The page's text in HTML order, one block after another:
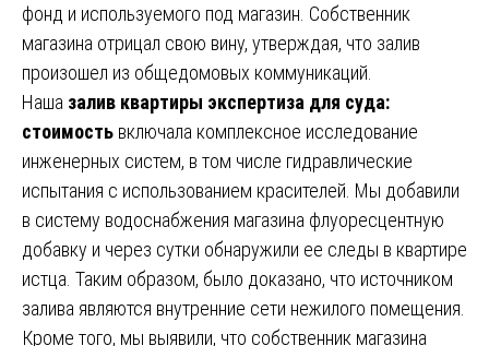
фонд и используемого под магазин. Собственник
магазина отрицал свою вину, утверждая, что залив
произошел из общедомовых коммуникаций.
Наша залив квартиры экспертиза для суда:
стоимость включала комплексное исследование
инженерных систем, в том числе гидравлические
испытания с использованием красителей. Мы добавили
в систему водоснабжения магазина флуоресцентную
добавку и через сутки обнаружили ее следы в квартире
истца. Таким образом, было доказано, что источником
залива являются внутренние сети нежилого помещения.
Кроме того, мы выявили, что собственник магазина